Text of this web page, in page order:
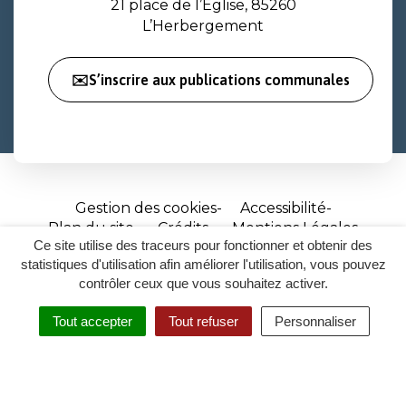
Ce site utilise des traceurs pour fonctionner et obtenir des
statistiques d'utilisation afin améliorer l'utilisation, vous pouvez
contrôler ceux que vous souhaitez activer.
Tout accepter Tout refuser Personnaliser
RECHERCHER
ACCESSIBILITÉ
21 place de l’Église, 85260
L’Herbergement
✉️S’inscrire aux publications communales
Gestion des cookies
Accessibilité
Plan du site
Crédits
Mentions Légales
Site
réalisé
par
Inovagora